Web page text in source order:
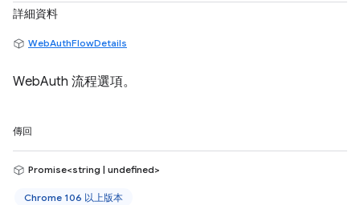
詳細資料
WebAuthFlowDetails
WebAuth 流程選項。
傳回
Promise<string | undefined>
Chrome 106 以上版本